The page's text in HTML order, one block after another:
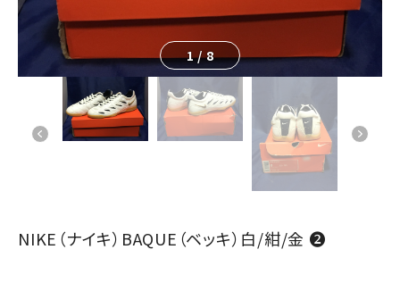
1/8
NIKE（ナイキ）BAQUE（ベッキ）白/紺/金 ❷